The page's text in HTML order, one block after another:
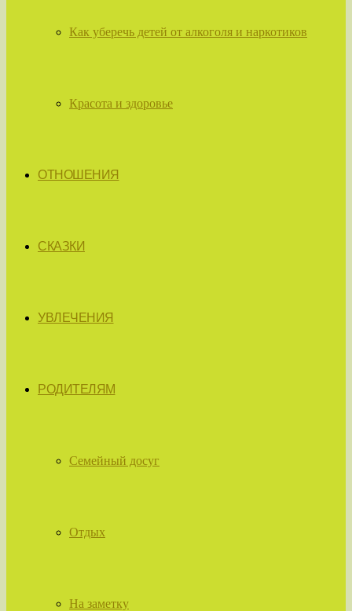
Как уберечь детей от алкоголя и наркотиков
Красота и здоровье
ОТНОШЕНИЯ
СКАЗКИ
УВЛЕЧЕНИЯ
РОДИТЕЛЯМ
Семейный досуг
Отдых
На заметку